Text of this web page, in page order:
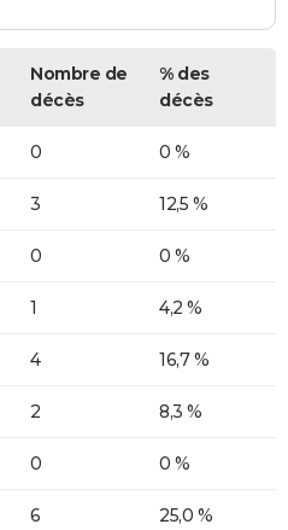
Nombre de
décès
% des
décès
0 0 %
3 12,5 %
0 0 %
1 4,2 %
4 16,7 %
2 8,3 %
0 0 %
6 25,0 %